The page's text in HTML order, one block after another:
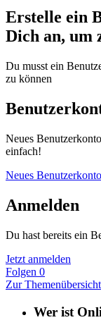
Erstelle ein
Dich an, um
Du musst ein
zu können
Neues
einfach!
Neues
Anmelden
Du hast bereits ein
Jetzt anmelden
Folgen 0
Zur Themenübersicht
Wer ist